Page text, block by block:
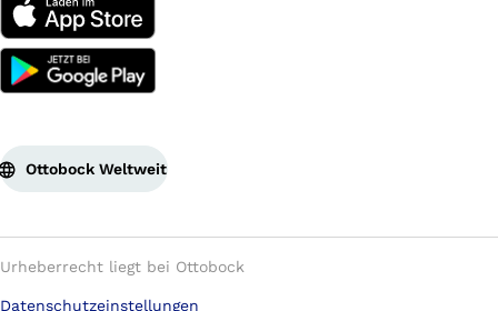
Ottobock Weltweit
Urheberrecht liegt bei Ottobock
Datenschutzeinstellungen